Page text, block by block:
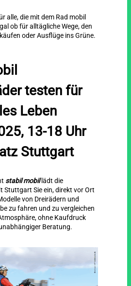
alle, die mit dem Rad mobil
ob für alltägliche Wege, den
oder Ausflüge ins Grüne.
testen für
Leben
13-18 Uhr
Stuttgart
stabil mobillädt die
Stuttgart Sie ein, direkt vor Ort
von Dreirädern und
zu fahren und zu vergleichen
ohne Kaufdruck
Beratung.